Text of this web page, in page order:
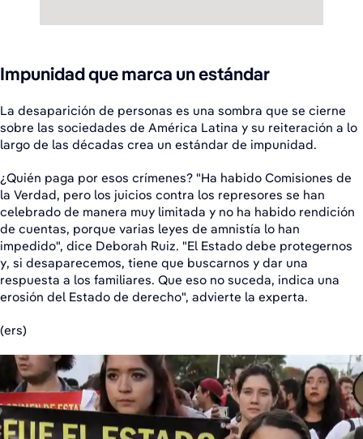
Impunidad que marca un estándar
La desaparición de personas es una sombra que se cierne
sobre las sociedades de América Latina y su reiteración a lo
largo de las décadas crea un estándar de impunidad.
¿Quién paga por esos crímenes? "Ha habido Comisiones de
la Verdad, pero los juicios contra los represores se han
celebrado de manera muy limitada y no ha habido rendición
de cuentas, porque varias leyes de amnistía lo han
impedido", dice Deborah Ruiz. "El Estado debe protegernos
y, si desaparecemos, tiene que buscarnos y dar una
respuesta a los familiares. Que eso no suceda, indica una
erosión del Estado de derecho", advierte la experta.
(ers)